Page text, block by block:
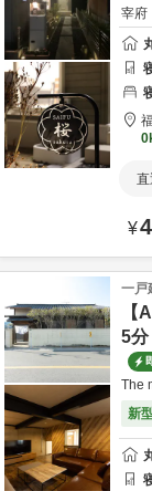
宰
¥
一戸
【
5分
The
新